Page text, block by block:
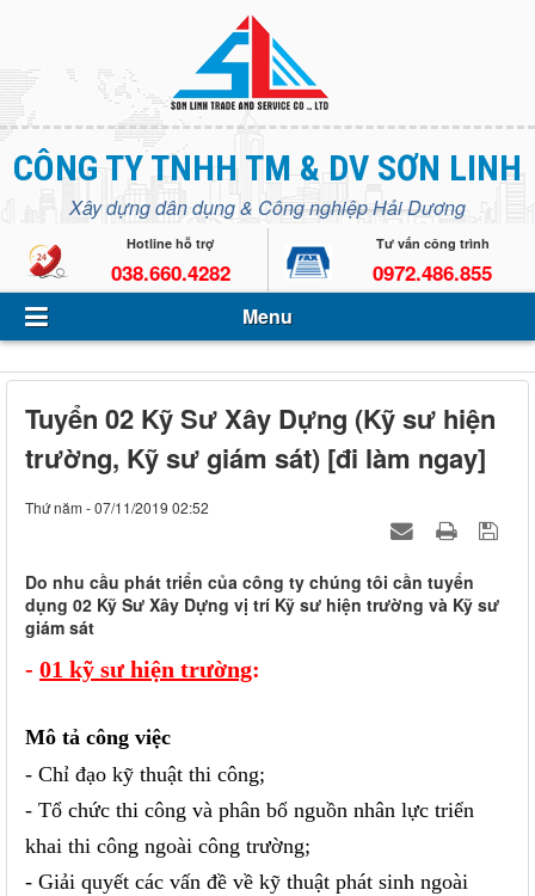
Menu
Giới thiệu
Lĩnh vực hoạt động Open
Dự án - Công trình
Tin Tức - Sự kiện
Liên hệ
CÔNG TY TNHH TM & DV SƠN LINH
Xây dựng dân dụng & Công nghiệp Hải Dương
Hotline hỗ trợ
038.660.4282
Tư vấn công trình
0972.486.855
Menu
Tuyển 02 Kỹ Sư Xây Dựng (Kỹ sư hiện
trường, Kỹ sư giám sát) [đi làm ngay]
Thứ năm - 07/11/2019 02:52
Do nhu cầu phát triển của công ty chúng tôi cần tuyển
dụng 02 Kỹ Sư Xây Dựng vị trí Kỹ sư hiện trường và Kỹ sư
giám sát
- 01 kỹ sư hiện trường:
Mô tả công việc
- Chỉ đạo kỹ thuật thi công;
- Tổ chức thi công và phân bổ nguồn nhân lực triển
khai thi công ngoài công trường;
- Giải quyết các vấn đề về kỹ thuật phát sinh ngoài